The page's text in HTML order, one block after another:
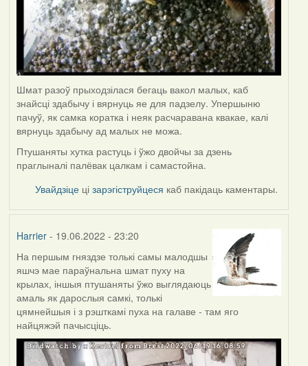
Шмат разоў прыходзілася бегаць вакол малых, каб
знайсці здабычу і вярнуць яе для падзелу. Упершыню
пачуў, як самка коратка і неяк расчаравана квакае, калі
вярнуць здабычу ад малых не можа.
Птушаняты хутка растуць і ўжо двойчы за дзень
праглыналі палёвак цалкам і самастойна.
Увайдзіце цізарэгіструйцеся каб пакідаць каментары.
Harrier- 19.06.2022 - 23:20
На першым гняздзе толькі самы малодшы
яшчэ мае параўнальна шмат пуху на
крылах, іншыя птушаняты ўжо выглядаюць
амаль як дарослыя самкі, толькі
цямнейшыя і з рэшткамі пуха на галаве - там яго
найцяжэй пачысціць.